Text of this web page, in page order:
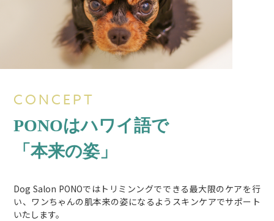
CONCEPT
PONOはハワイ語で
「本来の姿」
Dog Salon PONOではトリミンングでできる最大限のケアを行
い、ワンちゃんの肌本来の姿になるようスキンケアでサポート
いたします。